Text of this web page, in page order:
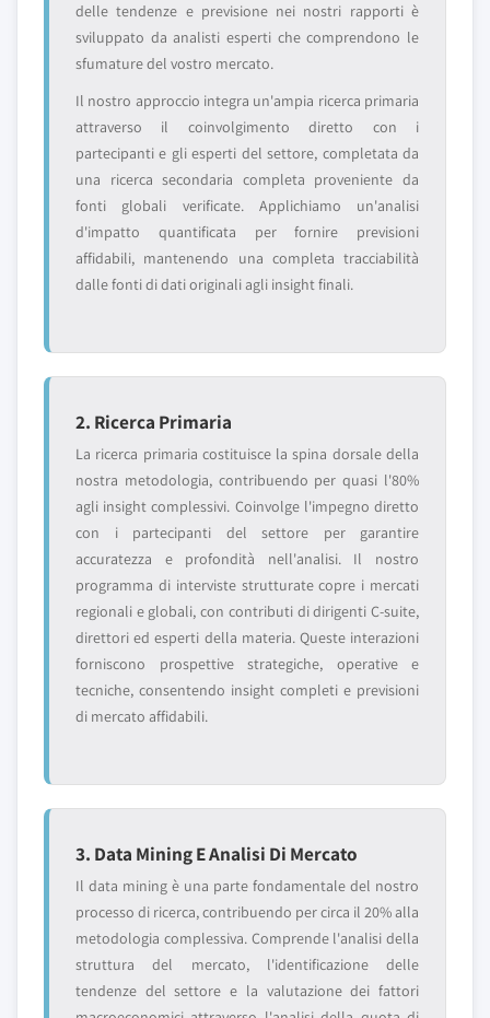
delle tendenze e previsione nei nostri rapporti è
sviluppato da analisti esperti che comprendono le
sfumature del vostro mercato.
Il nostro approccio integra un'ampia ricerca primaria
attraverso il coinvolgimento diretto con i
partecipanti e gli esperti del settore, completata da
una ricerca secondaria completa proveniente da
fonti globali verificate. Applichiamo un'analisi
d'impatto quantificata per fornire previsioni
affidabili, mantenendo una completa tracciabilità
dalle fonti di dati originali agli insight finali.
2. Ricerca Primaria
La ricerca primaria costituisce la spina dorsale della
nostra metodologia, contribuendo per quasi l'80%
agli insight complessivi. Coinvolge l'impegno diretto
con i partecipanti del settore per garantire
accuratezza e profondità nell'analisi. Il nostro
programma di interviste strutturate copre i mercati
regionali e globali, con contributi di dirigenti C-suite,
direttori ed esperti della materia. Queste interazioni
forniscono prospettive strategiche, operative e
tecniche, consentendo insight completi e previsioni
di mercato affidabili.
3. Data Mining E Analisi Di Mercato
Il data mining è una parte fondamentale del nostro
processo di ricerca, contribuendo per circa il 20% alla
metodologia complessiva. Comprende l'analisi della
struttura del mercato, l'identificazione delle
tendenze del settore e la valutazione dei fattori